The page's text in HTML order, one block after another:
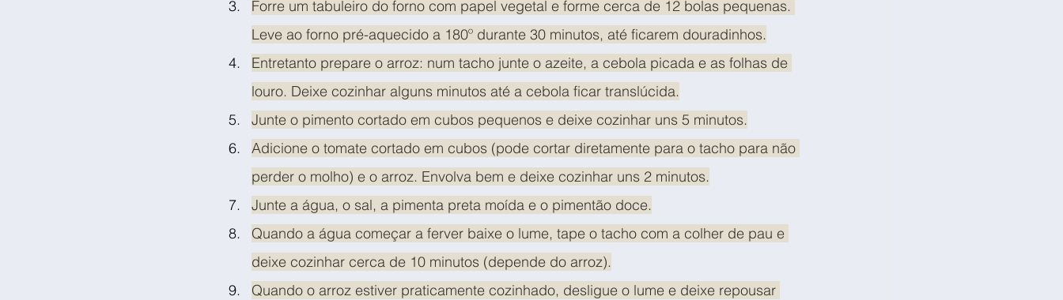
Forre um tabuleiro do forno com papel vegetal e forme cerca de 12 bolas pequenas.
Leve ao forno pré-aquecido a 180º durante 30 minutos, até ficarem douradinhos.
Entretanto prepare o arroz: num tacho junte o azeite, a cebola picada e as folhas de
louro. Deixe cozinhar alguns minutos até a cebola ficar translúcida.
Junte o pimento cortado em cubos pequenos e deixe cozinhar uns 5 minutos.
Adicione o tomate cortado em cubos (pode cortar diretamente para o tacho para não
perder o molho) e o arroz. Envolva bem e deixe cozinhar uns 2 minutos.
Junte a água, o sal, a pimenta preta moída e o pimentão doce.
Quando a água começar a ferver baixe o lume, tape o tacho com a colher de pau e
deixe cozinhar cerca de 10 minutos (depende do arroz).
Quando o arroz estiver praticamente cozinhado, desligue o lume e deixe repousar